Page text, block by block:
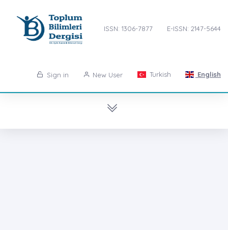
ISSN: 1306-7877 E-ISSN: 2147-5644
Sign in New User Turkish English